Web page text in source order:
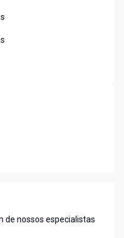
s
s
de nossos especialistas